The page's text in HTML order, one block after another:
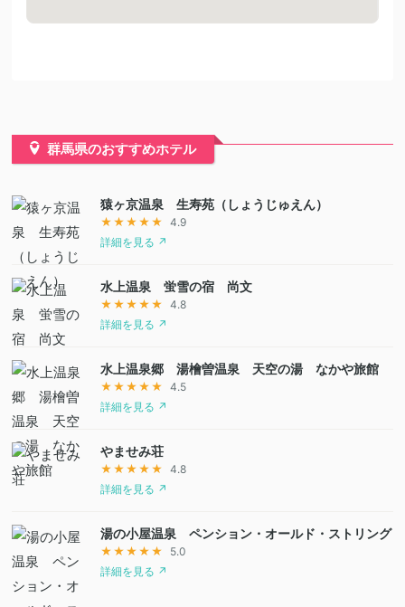
群馬県のおすすめホテル
猿ヶ京温泉 生寿苑（しょうじゅえん）
★★★★★
4.9
詳細を見る ↗
水上温泉 蛍雪の宿 尚文
★★★★★
4.8
詳細を見る ↗
水上温泉郷 湯檜曽温泉 天空の湯 なかや旅館
★★★★★
4.5
詳細を見る ↗
やませみ荘
★★★★★
4.8
詳細を見る ↗
湯の小屋温泉 ペンション・オールド・ストリング
★★★★★
5.0
詳細を見る ↗